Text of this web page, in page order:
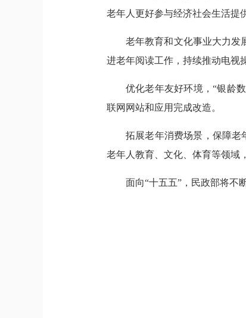
老年人更好参与经济社会生活提
老年教育和文化事业大力发
进老年阅读工作，持续推动电视
优化老年友好环境，“银龄
联网网站和应用完成改造。
拓展老年消费场景，保障老
老年人教育、文化、体育等领域
面向“十五五”，民政部将不